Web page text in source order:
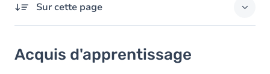
Sur cette page
Objectifs
Acquis d'apprentissage